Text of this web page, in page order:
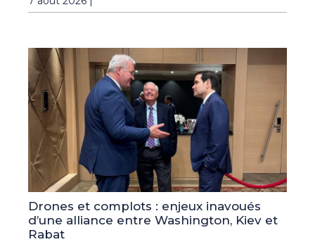
Drones et complots : enjeux inavoués
d’une alliance entre Washington, Kiev et
Rabat